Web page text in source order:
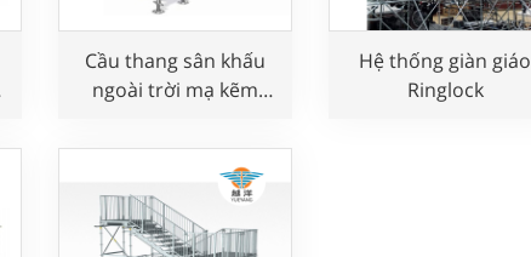
Cầu thang sân khấu
ngoài trời mạ kẽm
Hệ thống giàn giáo
Ringlock